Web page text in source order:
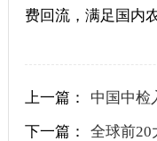
费回流，满足国内
上一篇：
中国中检
下一篇：